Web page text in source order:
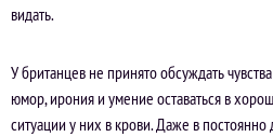
видать.
У британцев не принято обсуждать
юмор, ирония и умение оставаться в
ситуации у них в крови. Даже в